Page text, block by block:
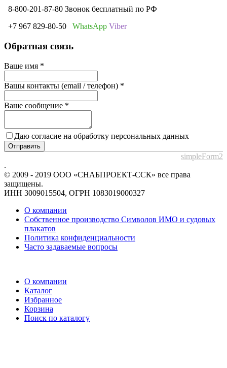
8-800-201-87-80 Звонок бесплатный по РФ
+7 967 829-80-50
WhatsApp Viber
Обратная связь
Ваше имя *
Вашы контакты (email / телефон) *
Ваше сообщение *
Даю согласие на обработку персональных данных
Отправить
simpleForm2
.
© 2009 - 2019 ООО «СНАБПРОЕКТ-ССК» все права
защищены.
ИНН 3009015504, ОГРН 1083019000327
О компании
Собственное производство Символов ИМО и судовых
плакатов
Политика конфиденциальности
Часто задаваемые вопросы
О компании
Каталог
Избранное
Корзина
Поиск по каталогу